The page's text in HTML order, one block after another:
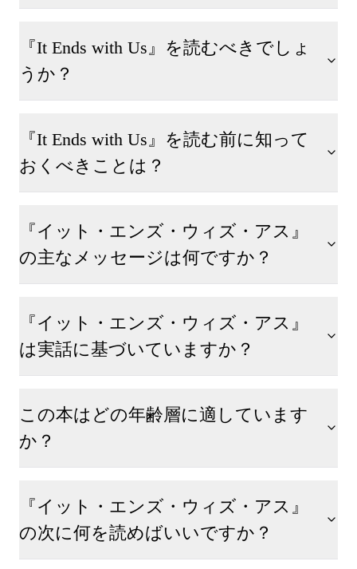
『It Ends with Us』を読むべきでしょ
うか？
『It Ends with Us』を読む前に知って
おくべきことは？
『イット・エンズ・ウィズ・アス』
の主なメッセージは何ですか？
『イット・エンズ・ウィズ・アス』
は実話に基づいていますか？
この本はどの年齢層に適しています
か？
『イット・エンズ・ウィズ・アス』
の次に何を読めばいいですか？